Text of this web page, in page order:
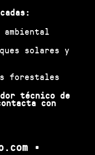
solares y
forestales
técnico de
con
•